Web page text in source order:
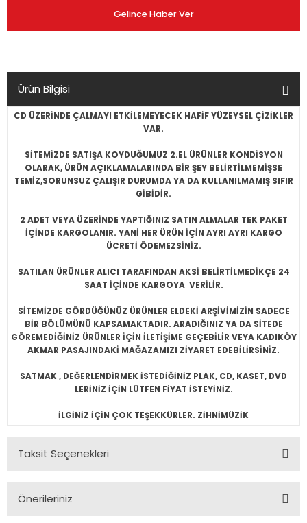
Gelince Haber Ver
Ürün Bilgisi
CD ÜZERİNDE ÇALMAYI ETKİLEMEYECEK HAFİF YÜZEYSEL ÇİZİKLER
VAR.
SİTEMİZDE SATIŞA KOYDUĞUMUZ 2.EL ÜRÜNLER KONDİSYON
OLARAK, ÜRÜN AÇIKLAMALARINDA BİR ŞEY BELİRTİLMEMİŞSE
TEMİZ,SORUNSUZ ÇALIŞIR DURUMDA YA DA KULLANILMAMIŞ SIFIR
GİBİDİR.
2 ADET VEYA ÜZERİNDE YAPTIĞINIZ SATIN ALMALAR TEK PAKET
İÇİNDE KARGOLANIR. YANİ HER ÜRÜN İÇİN AYRI AYRI KARGO
ÜCRETİ ÖDEMEZSİNİZ.
SATILAN ÜRÜNLER ALICI TARAFINDAN AKSİ BELİRTİLMEDİKÇE 24
SAAT İÇİNDE KARGOYA VERİLİR.
SİTEMİZDE GÖRDÜĞÜNÜZ ÜRÜNLER ELDEKİ ARŞİVİMİZİN SADECE
BİR BÖLÜMÜNÜ KAPSAMAKTADIR. ARADIĞINIZ YA DA SİTEDE
GÖREMEDİĞİNİZ ÜRÜNLER İÇİN İLETİŞİME GEÇEBİLİR VEYA KADIKÖY
AKMAR PASAJINDAKİ MAĞAZAMIZI ZİYARET EDEBİLİRSİNİZ.
SATMAK , DEĞERLENDİRMEK İSTEDİĞİNİZ PLAK, CD, KASET, DVD
LERİNİZ İÇİN LÜTFEN FİYAT İSTEYİNİZ.
İLGİNİZ İÇİN ÇOK TEŞEKKÜRLER. ZİHNİMÜZİK
Taksit Seçenekleri
Önerileriniz